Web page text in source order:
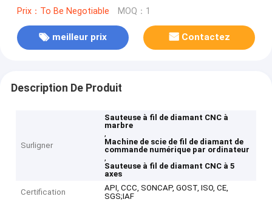
Prix：To Be Negotiable MOQ：1
meilleur prix Contactez
Description De Produit
Surligner
Sauteuse à fil de diamant CNC à
marbre
,
Machine de scie de fil de diamant de
commande numérique par ordinateur
,
Sauteuse à fil de diamant CNC à 5
axes
Certification
API, CCC, SONCAP, GOST, ISO, CE,
SGS;IAF